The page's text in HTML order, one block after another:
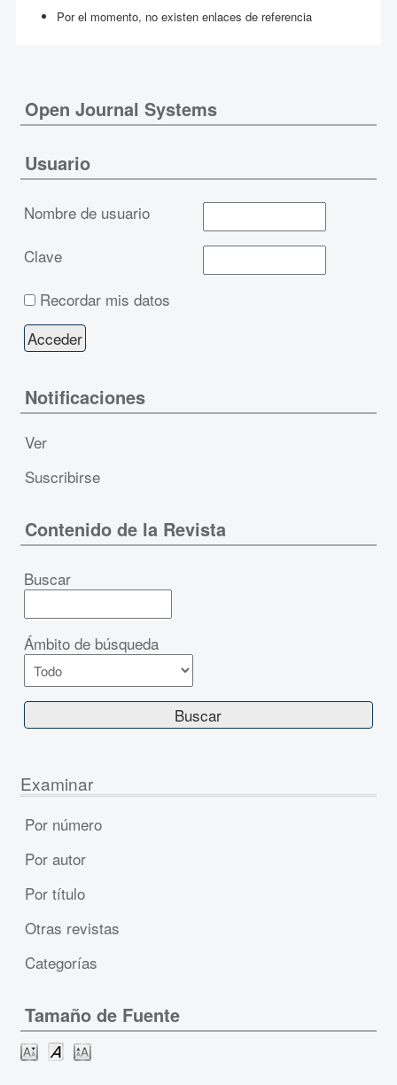
Por el momento, no existen enlaces de referencia
Open Journal Systems
Usuario
Nombre de usuario
Clave
Recordar mis datos
Notificaciones
Ver
Suscribirse
Contenido de la Revista
Buscar
Ámbito de búsqueda
Examinar
Por número
Por autor
Por título
Otras revistas
Categorías
Tamaño de Fuente